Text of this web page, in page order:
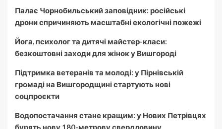
Палає Чорнобильський заповідник: російські
дрони спричиняють масштабні екологічні пожежі
Йога, психолог та дитячі майстер-класи:
безкоштовні заходи для жінок у Вишгороді
Підтримка ветеранів та молоді: у Пірнівській
громаді на Вишгородщині стартують нові
соцпроєкти
Водопостачання стане кращим: у Нових Петрівцях
бурять нову 180-метрову свердловину